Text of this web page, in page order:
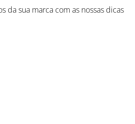
da sua marca com as nossas dicas